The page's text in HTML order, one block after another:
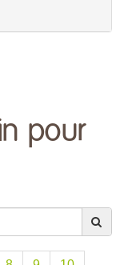
pour